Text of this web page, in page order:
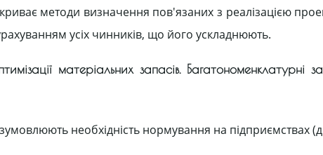
методи визначення пов'язаних з реалізацією
усіх чинників, що його ускладнюють.
матеріальних запасів. Багатономенклатурні
необхідність нормування на підприємствах